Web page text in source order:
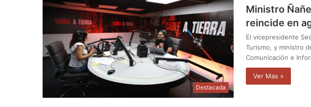
Destacada
Ministro
reincide en
El vicepresidente
Turismo, y ministro
Comunicación e
Ver Mas »